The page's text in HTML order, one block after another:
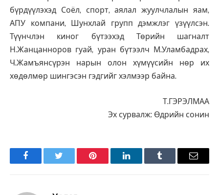
бүрдүүлэхэд Соёл, спорт, аялал жуулчлалын яам,
АПУ компани, Шунхлай групп дэмжлэг үзүүлсэн.
Түүнчлэн киног бүтээхэд Төрийн шагналт
Н.Жанцанноров гуай, уран бүтээлч М.Уламбадрах,
Ч.Жамъянсүрэн нарын олон хүмүүсийн нөр их
хөдөлмөр шингэсэн гэдгийг хэлмээр байна.
Т.ГЭРЭЛМАА
Эх сурвалж: Өдрийн сонин
FacebookTwitter Pinterest LinkedInTumblr Имэйл